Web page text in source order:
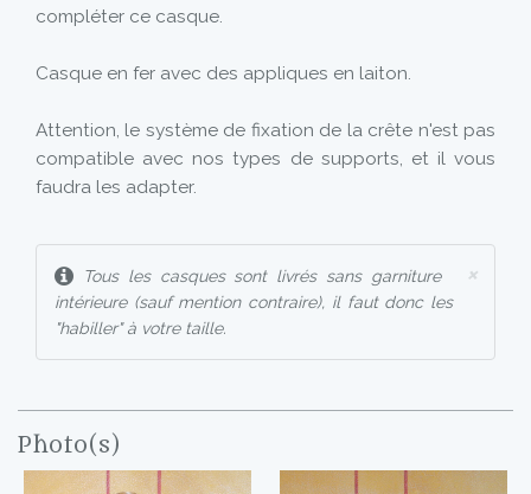
compléter ce casque.
Casque en fer avec des appliques en laiton.
Attention, le système de fixation de la crête n'est pas
compatible avec nos types de supports, et il vous
faudra les adapter.
×
Tous les casques sont livrés sans garniture
intérieure (sauf mention contraire), il faut donc les
"habiller" à votre taille.
Photo(s)